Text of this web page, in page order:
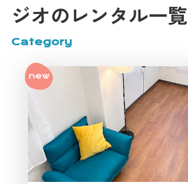
ジオのレンタル一覧
Category